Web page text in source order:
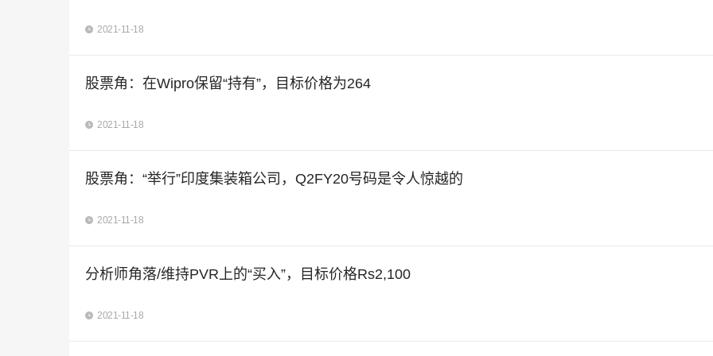
2021-11-18
股票角：在Wipro保留“持有”，目标价格为264
2021-11-18
股票角：“举行”印度集装箱公司，Q2FY20号码是令人惊越的
2021-11-18
分析师角落/维持PVR上的“买入”，目标价格Rs2,100
2021-11-18